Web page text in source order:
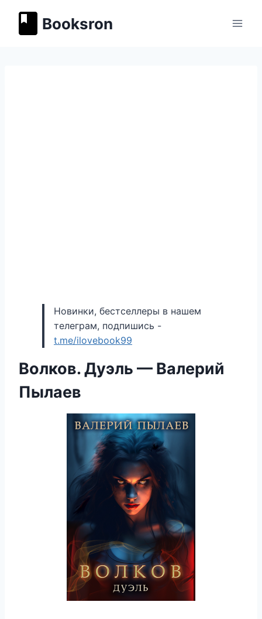
содержимому
Booksron
Новинки, бестселлеры в нашем
телеграм, подпишись -
t.me/ilovebook99
Волков. Дуэль — Валерий
Пылаев